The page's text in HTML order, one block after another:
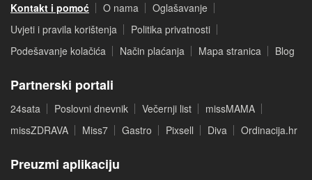
Kontakt i pomoć O nama
Oglašavanje
Uvjeti i pravila korištenja
Politika privatnosti
Podešavanje kolačića
Način plaćanja Mapa stranica Blog
Partnerski portali
24sata Poslovni dnevnik Večernji list
missMAMA
missZDRAVA
Miss7 Gastro Pixsell Diva Ordinacija.hr
Preuzmi aplikaciju